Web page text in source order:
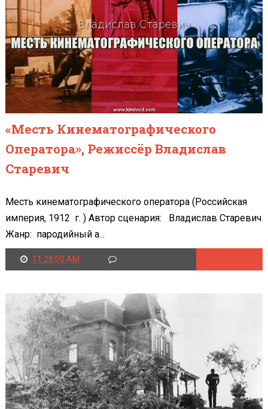
«Месть Кинематографического
Оператора», Режиссёр Владислав
Старевич
Месть кинематографического оператора (Российская
империя, 1912 г. ) Автор сценария: Владислав Старевич
Жанр: пародийный а...
11:28:00 AM